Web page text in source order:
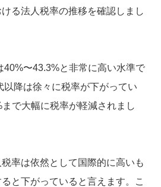
る法人税率の推移を確認しまし
40%〜43.3%と非常に高い水準で
以降は徐々に税率が下がってい
で大幅に税率が軽減されまし
率は依然として国際的に高いも
と下がっていると言えます。こ